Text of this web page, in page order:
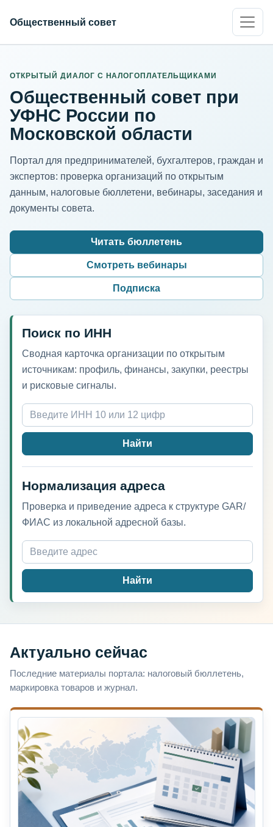
Общественный совет
ОТКРЫТЫЙ ДИАЛОГ С НАЛОГОПЛАТЕЛЬЩИКАМИ
Общественный совет при
УФНС России по
Московской области
Портал для предпринимателей, бухгалтеров, граждан и
экспертов: проверка организаций по открытым
данным, налоговые бюллетени, вебинары, заседания и
документы совета.
Читать бюллетень
Смотреть вебинары
Подписка
Поиск по ИНН
Сводная карточка организации по открытым
источникам: профиль, финансы, закупки, реестры
и рисковые сигналы.
ИНН организации
Найти
Нормализация адреса
Проверка и приведение адреса к структуре GAR/
ФИАС из локальной адресной базы.
Адрес для нормализации
Найти
Актуально сейчас
Последние материалы портала: налоговый бюллетень,
маркировка товаров и журнал.